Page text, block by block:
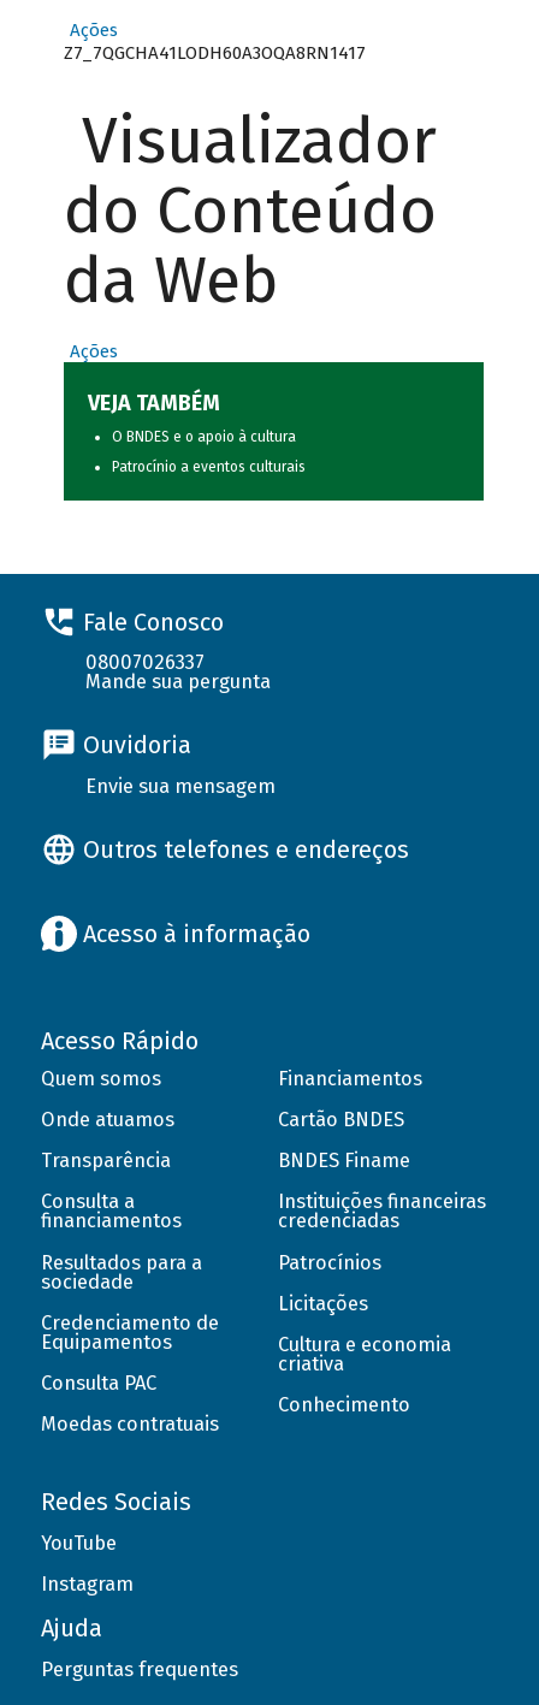
Ações
Z7_7QGCHA41LODH60A3OQA8RN1417
Visualizador
do Conteúdo
da Web
Ações
VEJA TAMBÉM
O BNDES e o apoio à cultura
Patrocínio a eventos culturais
Fale Conosco
08007026337
Mande sua pergunta
Ouvidoria
Envie sua mensagem
Outros telefones e endereços
Acesso à informação
Acesso Rápido
Quem somos
Onde atuamos
Transparência
Consulta a
financiamentos
Resultados para a
sociedade
Credenciamento de
Equipamentos
Consulta PAC
Moedas contratuais
Financiamentos
Cartão BNDES
BNDES Finame
Instituições financeiras
credenciadas
Patrocínios
Licitações
Cultura e economia
criativa
Conhecimento
Redes Sociais
YouTube
Instagram
Ajuda
Perguntas frequentes